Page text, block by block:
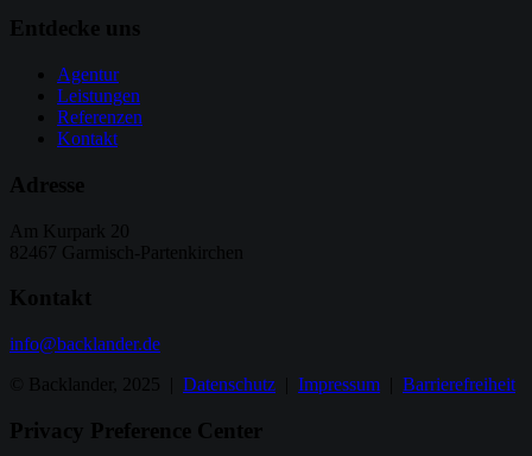
Entdecke uns
Agentur
Leistungen
Referenzen
Kontakt
Adresse
Am Kurpark 20
82467 Garmisch-Partenkirchen
Kontakt
info@backlander.de
© Backlander, 2025 | Datenschutz Impressum Barrierefreiheit
Privacy Preference Center